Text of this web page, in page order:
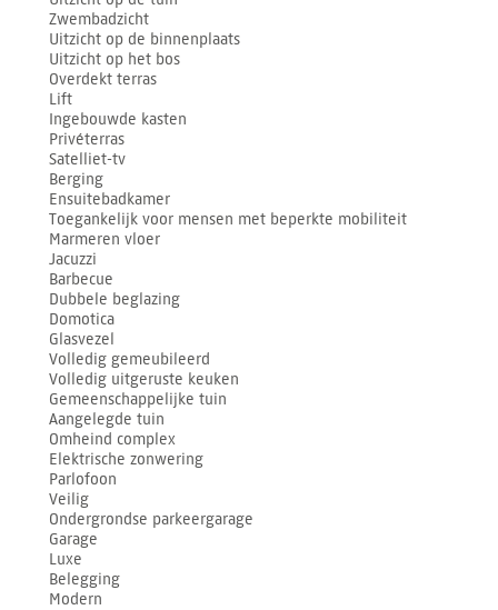
Zwembadzicht
Uitzicht op de binnenplaats
Uitzicht op het bos
Overdekt terras
Lift
Ingebouwde kasten
Privéterras
Satelliet-tv
Berging
Ensuitebadkamer
Toegankelijk voor mensen met beperkte mobiliteit
Marmeren vloer
Jacuzzi
Barbecue
Dubbele beglazing
Domotica
Glasvezel
Volledig gemeubileerd
Volledig uitgeruste keuken
Gemeenschappelijke tuin
Aangelegde tuin
Omheind complex
Elektrische zonwering
Parlofoon
Veilig
Ondergrondse parkeergarage
Garage
Luxe
Belegging
Modern